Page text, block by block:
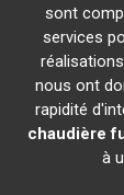
sont
services
nous ont
rapidité
chaudière
à